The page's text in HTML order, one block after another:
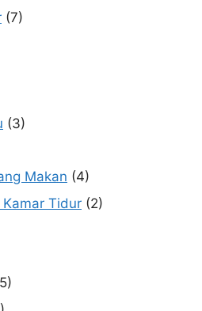
(7)
(3)
Makan (4)
Kamar Tidur (2)